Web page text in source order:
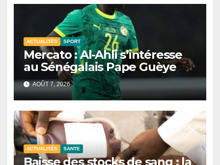
ACTUALITÉS SPORT
Mercato : Al-Ahli s’intéresse
au Sénégalais Pape Guèye
AOÛT 7, 2026
ACTUALITÉS SANTE
Baisse des stocks de sang : la